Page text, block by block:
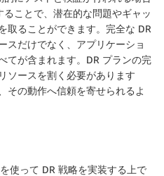
ことで、潜在的な問題やギャッ
取ることができます。完全な DR
スだけでなく、アプリケーショ
てが含まれます。DR プランの完
ソースを割く必要があります
その動作へ信頼を寄せられるよ
使って DR 戦略を実装する上で